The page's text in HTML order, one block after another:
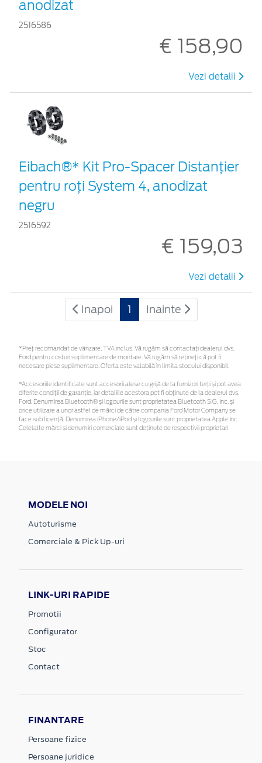
anodizat
2516586
€ 158,90
Vezi detalii
Eibach®* Kit Pro-Spacer Distanțier
pentru roți System 4, anodizat
negru
2516592
€ 159,03
Vezi detalii
Inapoi 1 Inainte
*Preţ recomandat de vânzare, TVA inclus. Vă rugăm să contactaţi dealerul dvs.
Ford pentru costuri suplimentare de montare. Vă rugăm să rețineți că pot fi
necesare piese suplimentare. Oferta este valabilă în limita stocului disponibil.
*Accesoriile identificate sunt accesorii alese cu grijă de la furnizori terți și pot avea
diferite condiții de garanție, iar detaliile acestora pot fi obținute de la dealerul dvs.
Ford. Denumirea Bluetooth® și logourile sunt proprietatea Bluetooth SIG, Inc. și
orice utilizare a unor astfel de mărci de către compania Ford Motor Company se
face sub licență. Denumirea iPhone/iPod și logourile sunt proprietatea Apple Inc.
Celelalte mărci și denumiri comerciale sunt deținute de respectivii proprietari
MODELE NOI
Autoturisme
Comerciale & Pick Up-uri
LINK-URI RAPIDE
Promotii
Configurator
Stoc
Contact
FINANTARE
Persoane fizice
Persoane juridice